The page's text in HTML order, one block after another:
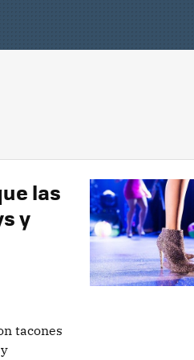
las
y
tacones